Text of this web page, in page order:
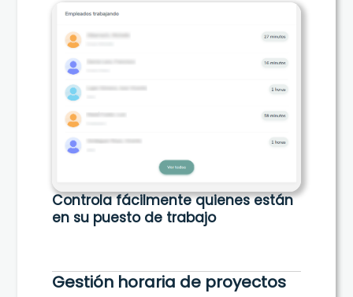
Controla fácilmente quienes están
en su puesto de trabajo
Gestión horaria de proyectos